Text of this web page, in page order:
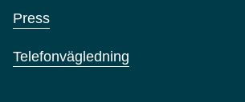
Press
Telefonvägledning